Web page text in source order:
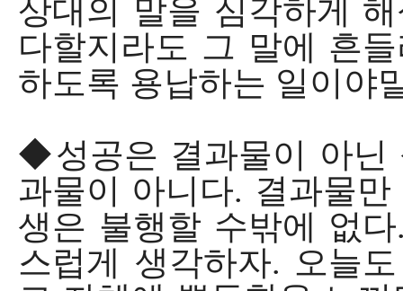
상대의 말을 심각하게
다할지라도 그 말에 흔
하도록 용납하는 일이야
◆성공은 결과물이 아닌
과물이 아니다. 결과물
생은 불행할 수밖에 없
스럽게 생각하자. 오늘